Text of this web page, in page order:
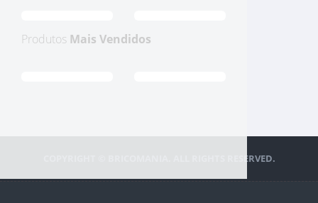
Produtos Mais Vendidos
COPYRIGHT © BRICOMANIA. ALL RIGHTS RESERVED.